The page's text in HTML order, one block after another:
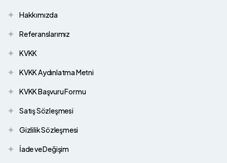
Hakkımızda
Referanslarımız
KVKK
KVKK Aydınlatma Metni
KVKK Başvuru Formu
Satış Sözleşmesi
Gizlilik Sözleşmesi
İade ve Değişim